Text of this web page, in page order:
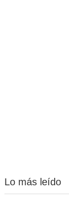
Lo más leído